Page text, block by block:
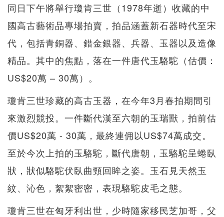
同日下午將舉行瓊肯三世（1978年逝）收藏的中
國高古藝術品專場拍賣，拍品涵蓋新石器時代至宋
代，包括青銅器、錯金銀器、兵器、玉器以及造像
精品。其中的焦點，落在一件唐代玉駱駝（估價：
US$20萬 – 30萬）。
瓊肯三世珍藏的高古玉器，在今年3月春拍期間引
來激烈競投。一件斷代漢至六朝的玉瑞獸，拍前估
價US$20萬 - 30萬，最終連佣以US$74萬成交。
至於今次上拍的玉駱駝，斷代唐朝，玉駱駝呈蜷臥
狀，狀似駱駝伏臥曲頸回眸之姿。玉石見天然玉
紋、沁色，絮絮密密，表現駱駝皮毛之態。
瓊肯三世在匈牙利出世，少時隨家移民芝加哥，父